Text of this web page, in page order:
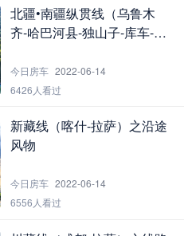
北疆•南疆纵贯线（乌鲁木
齐-哈巴河县-独山子-库车-喀
今日房车 2022-06-14
6426人看过
新藏线（喀什-拉萨）之沿途
风物
今日房车 2022-06-14
6556人看过